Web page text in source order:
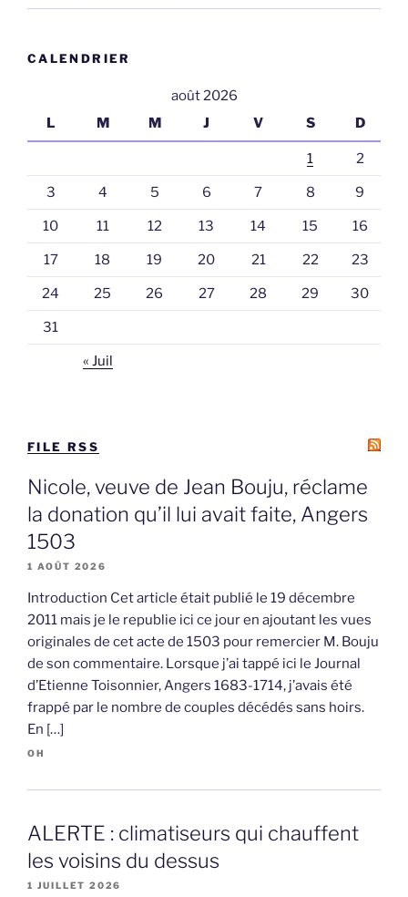
CALENDRIER
août 2026
L
M M J V S D
1 2
3 4 5 6 7 8 9
10 11 12 13 14 15 16
17 18 19 20 21 22 23
24 25 26 27 28 29 30
31
« Juil
FILE RSS
Nicole, veuve de Jean Bouju, réclame
la donation qu’il lui avait faite, Angers
1503
1 AOÛT 2026
Introduction Cet article était publié le 19 décembre
2011 mais je le republie ici ce jour en ajoutant les vues
originales de cet acte de 1503 pour remercier M. Bouju
de son commentaire. Lorsque j’ai tappé ici le Journal
d’Etienne Toisonnier, Angers 1683-1714, j’avais été
frappé par le nombre de couples décédés sans hoirs.
En […]
OH
ALERTE : climatiseurs qui chauffent
les voisins du dessus
1 JUILLET 2026